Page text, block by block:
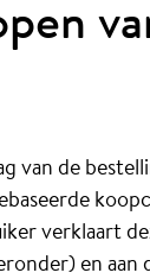
van de
verklaart
en